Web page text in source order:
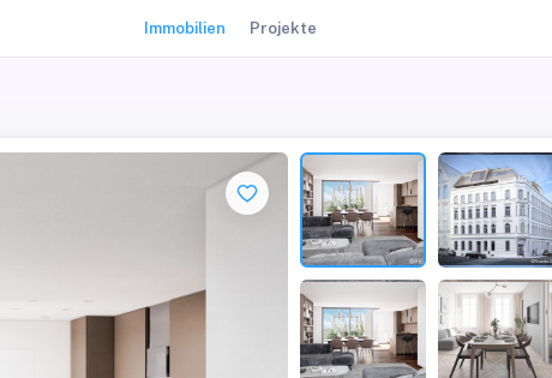
Immobilien Projekte